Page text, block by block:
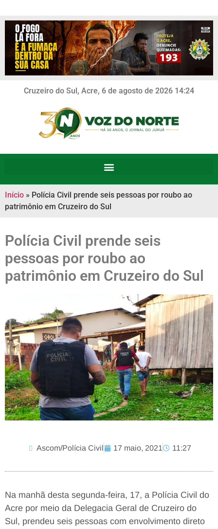
Cruzeiro do Sul, Acre, 6 de agosto de 2026 14:24
Início » Polícia Civil prende seis pessoas por roubo ao
patrimônio em Cruzeiro do Sul
Polícia Civil prende seis
pessoas por roubo ao
patrimônio em Cruzeiro do Sul
Ascom/Polícia Civil 17 maio, 2021 11:27
Na manhã desta segunda-feira, 17, a Polícia Civil do
Acre por meio da Delegacia Geral de Cruzeiro do
Sul, prendeu seis pessoas com envolvimento direto